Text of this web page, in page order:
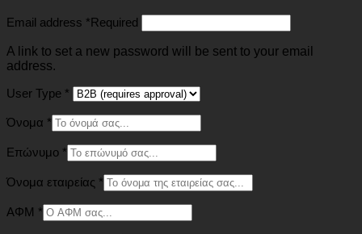
Email address *Required
A link to set a new password will be sent to your email
address.
User Type *
Όνομα *
Επώνυμο *
Όνομα εταιρείας *
ΑΦΜ *